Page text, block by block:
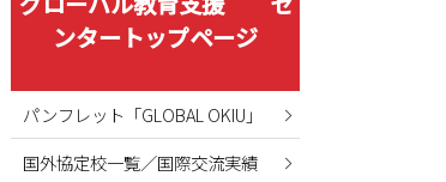
2025年01月
2024年11月
2024年10月
2024年09月
ンタートップページ
パンフレット「GLOBAL OKIU」
国外協定校一覧／国際交流実績